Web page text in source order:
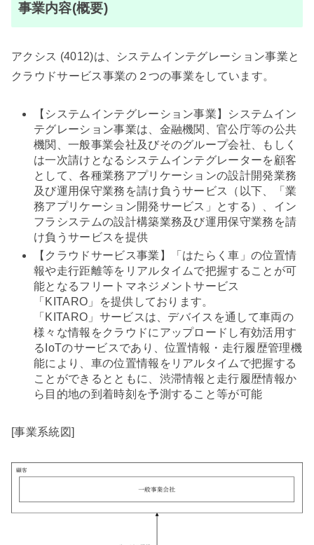
事業内容(概要)
アクシス (4012)は、システムインテグレーション事業と
クラウドサービス事業の２つの事業をしています。
【システムインテグレーション事業】システムイン
テグレーション事業は、金融機関、官公庁等の公共
機関、一般事業会社及びそのグループ会社、もしく
は一次請けとなるシステムインテグレーターを顧客
として、各種業務アプリケーションの設計開発業務
及び運用保守業務を請け負うサービス（以下、「業
務アプリケーション開発サービス」とする）、イン
フラシステムの設計構築業務及び運用保守業務を請
け負うサービスを提供
【クラウドサービス事業】「はたらく車」の位置情
報や走行距離等をリアルタイムで把握することが可
能となるフリートマネジメントサービス
「KITARO」を提供しております。
「KITARO」サービスは、デバイスを通して車両の
様々な情報をクラウドにアップロードし有効活用す
るIoTのサービスであり、位置情報・走行履歴管理機
能により、車の位置情報をリアルタイムで把握する
ことができるとともに、渋滞情報と走行履歴情報か
ら目的地の到着時刻を予測すること等が可能
[事業系統図]